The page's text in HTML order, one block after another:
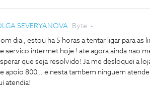
SEVERYANOVA Byte
dia , estou ha 5 horas a tentar ligar para as
servico intermet hoje ! ate agora ainda nao
que seja resolvido! Ja me desloquei a
apoio 800… e nesta tambem ninguem atende
atendia!